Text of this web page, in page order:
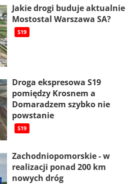
Jakie drogi buduje aktualnie
Mostostal Warszawa SA?
S19
Droga ekspresowa S19
pomiędzy Krosnem a
Domaradzem szybko nie
powstanie
S19
Zachodniopomorskie - w
realizacji ponad 200 km
nowych dróg